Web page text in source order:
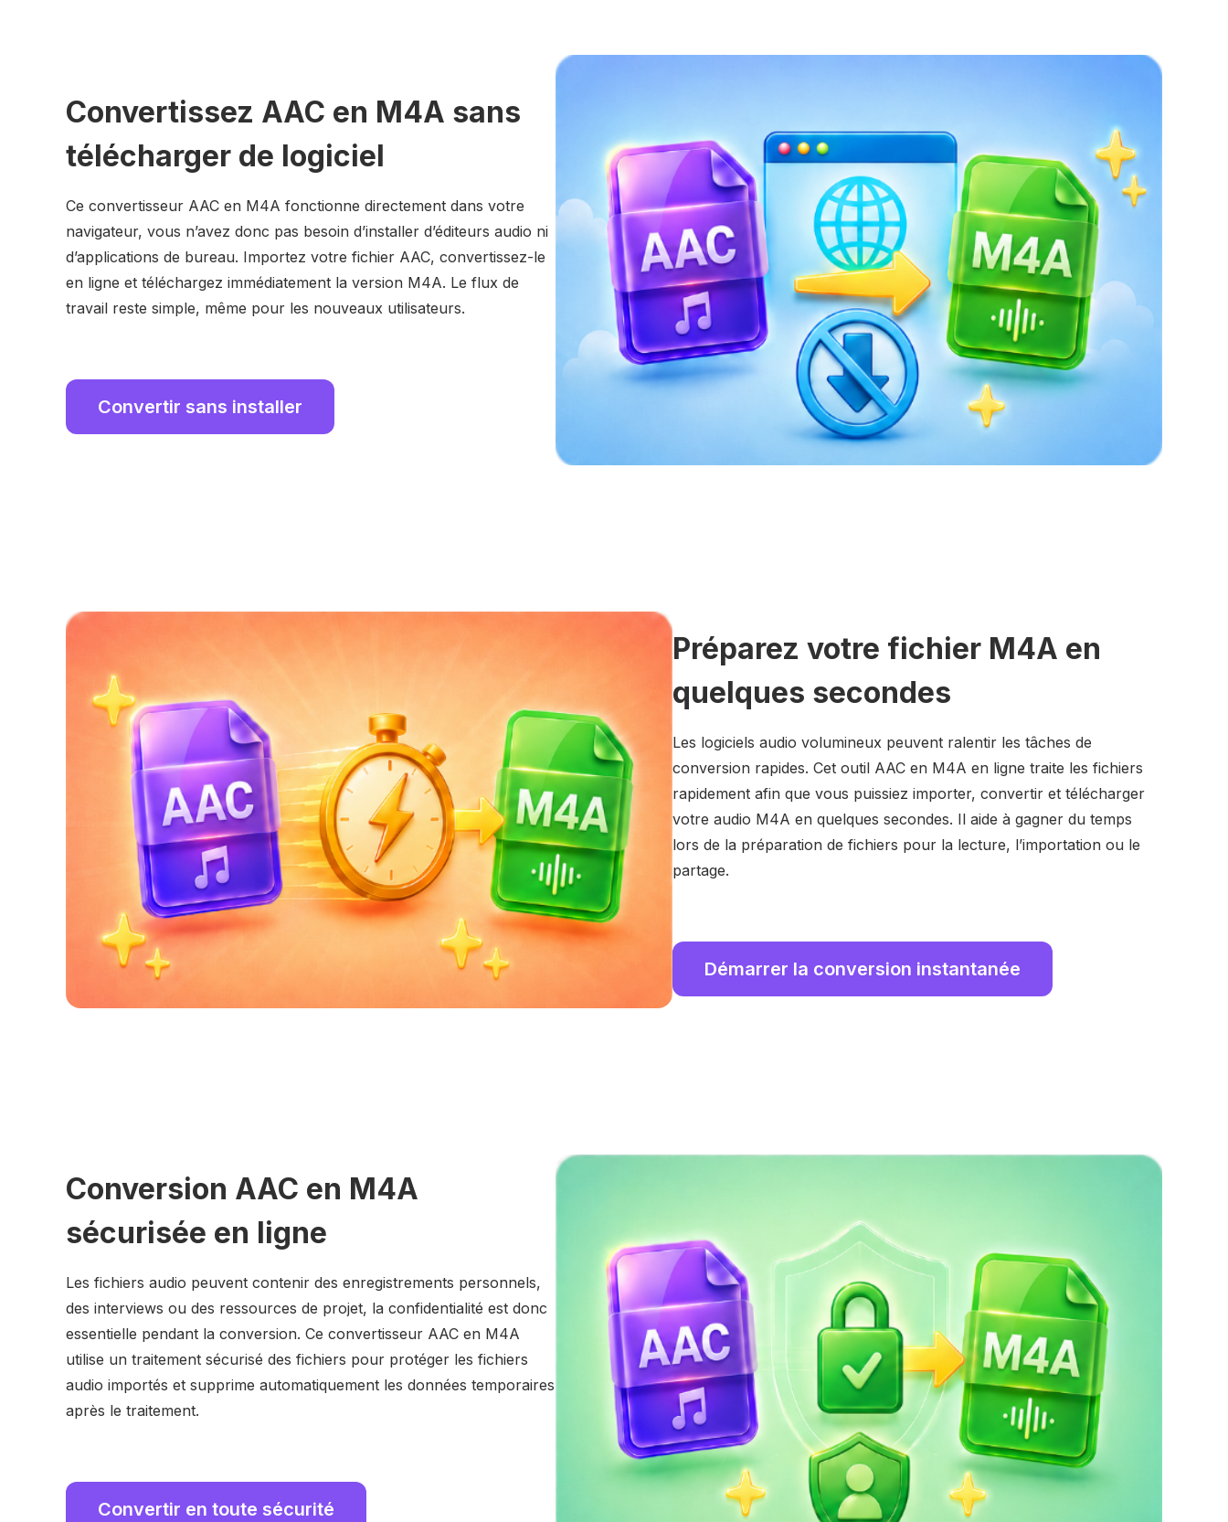
Convertissez AAC en M4A sans
télécharger de logiciel
Ce convertisseur AAC en M4A fonctionne directement dans votre
navigateur, vous n’avez donc pas besoin d’installer d’éditeurs audio ni
d’applications de bureau. Importez votre fichier AAC, convertissez-le
en ligne et téléchargez immédiatement la version M4A. Le flux de
travail reste simple, même pour les nouveaux utilisateurs.
Convertir sans installer
Préparez votre fichier M4A en
quelques secondes
Les logiciels audio volumineux peuvent ralentir les tâches de
conversion rapides. Cet outil AAC en M4A en ligne traite les fichiers
rapidement afin que vous puissiez importer, convertir et télécharger
votre audio M4A en quelques secondes. Il aide à gagner du temps
lors de la préparation de fichiers pour la lecture, l’importation ou le
partage.
Démarrer la conversion instantanée
Conversion AAC en M4A
sécurisée en ligne
Les fichiers audio peuvent contenir des enregistrements personnels,
des interviews ou des ressources de projet, la confidentialité est donc
essentielle pendant la conversion. Ce convertisseur AAC en M4A
utilise un traitement sécurisé des fichiers pour protéger les fichiers
audio importés et supprime automatiquement les données temporaires
après le traitement.
Convertir en toute sécurité